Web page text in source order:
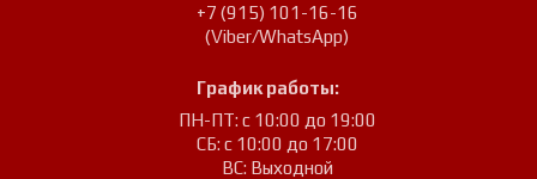
+7 (915) 101-16-16
(Viber/WhatsApp)
График работы:
ПН-ПТ: с 10:00 до 19:00
СБ: с 10:00 до 17:00
ВС: Выходной